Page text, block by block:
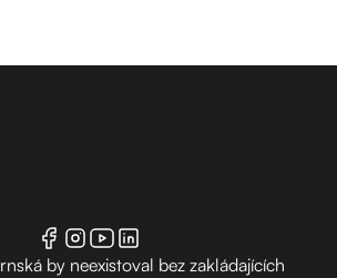
by neexistoval bez zakládajících